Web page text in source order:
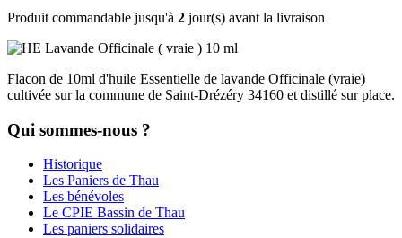
Produit commandable jusqu'à 2 jour(s) avant la livraison
Flacon de 10ml d'huile Essentielle de lavande Officinale (vraie)
cultivée sur la commune de Saint-Drézéry 34160 et distillé sur place.
Qui sommes-nous ?
Historique
Les Paniers de Thau
Les bénévoles
Le CPIE Bassin de Thau
Les paniers solidaires